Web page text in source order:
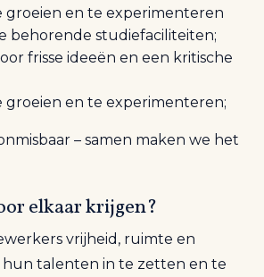
groeien en te experimenteren
behorende studiefaciliteiten;
frisse ideeën en een kritische
groeien en te experimenteren;
– samen maken we het
elkaar krijgen?
vrijheid, ruimte en
talenten in te zetten en te